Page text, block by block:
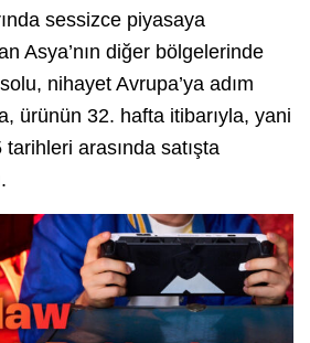
sessizce piyasaya
Asya’nın diğer bölgelerinde
nihayet Avrupa’ya adım
ürünün 32. hafta itibarıyla, yani
arasında satışta